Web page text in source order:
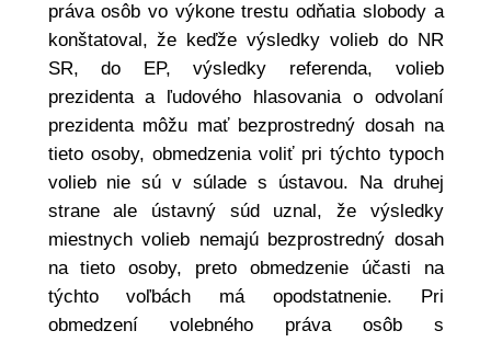
práva osôb vo výkone trestu odňatia slobody a
konštatoval, že keďže výsledky volieb do NR
SR, do EP, výsledky referenda, volieb
prezidenta a ľudového hlasovania o odvolaní
prezidenta môžu mať bezprostredný dosah na
tieto osoby, obmedzenia voliť pri týchto typoch
volieb nie sú v súlade s ústavou. Na druhej
strane ale ústavný súd uznal, že výsledky
miestnych volieb nemajú bezprostredný dosah
na tieto osoby, preto obmedzenie účasti na
týchto voľbách má opodstatnenie. Pri
obmedzení volebného práva osôb s